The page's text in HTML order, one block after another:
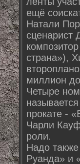
ещё
Натали
сценарист
страна»),
миллион
Четыре
прокате -
Чарли
роли.
Надо также
Руанда» и